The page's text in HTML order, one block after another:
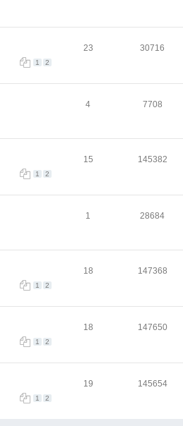
1 2
23 30716
4 7708
1 2
15 145382
1 28684
1 2
18 147368
1 2
18 147650
1 2
19 145654